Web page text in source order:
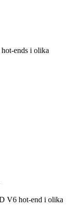
ends i olika
V6 hot-end i olika